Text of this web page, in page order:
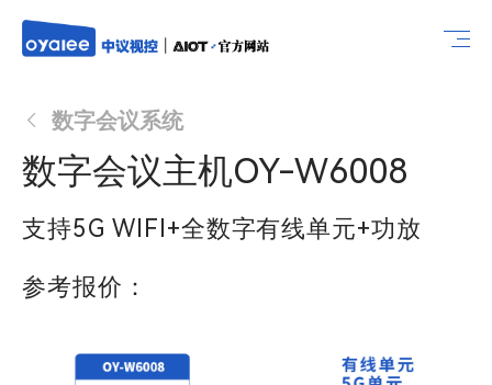
数字会议系统
数字会议主机OY-W6008
支持5G WIFI+全数字有线单元+功放
参考报价：